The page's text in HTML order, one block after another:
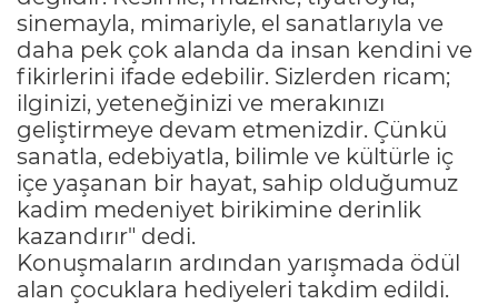
sinemayla, mimariyle, el sanatlarıyla ve
daha pek çok alanda da insan kendini ve
fikirlerini ifade edebilir. Sizlerden ricam;
ilginizi, yeteneğinizi ve merakınızı
geliştirmeye devam etmenizdir. Çünkü
sanatla, edebiyatla, bilimle ve kültürle iç
içe yaşanan bir hayat, sahip olduğumuz
kadim medeniyet birikimine derinlik
kazandırır" dedi.
Konuşmaların ardından yarışmada ödül
alan çocuklara hediyeleri takdim edildi.